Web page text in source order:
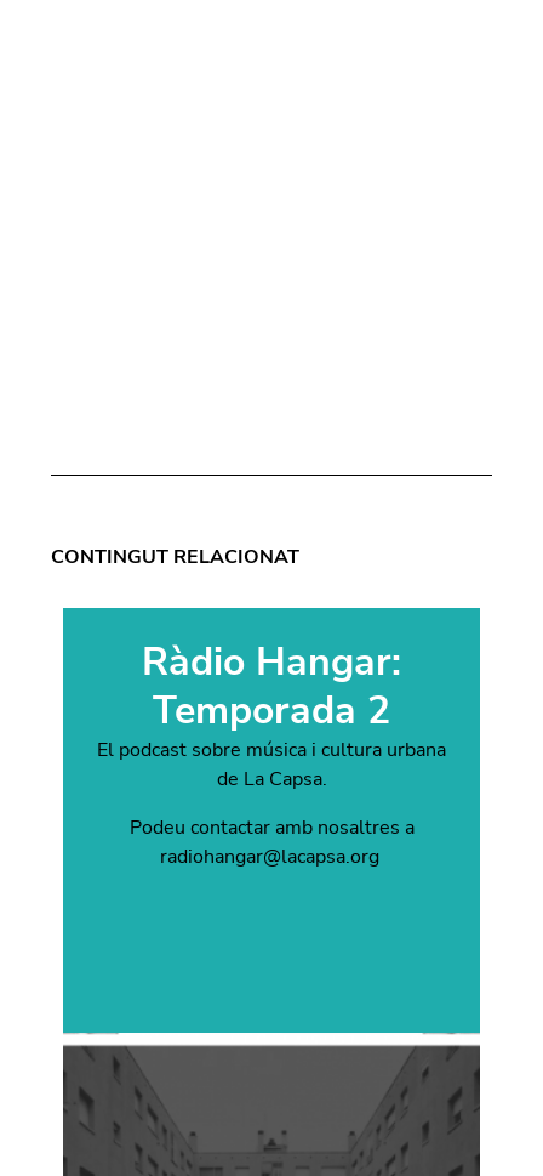
CONTINGUT RELACIONAT
Ràdio Hangar:
Temporada 2
El podcast sobre música i cultura urbana
de La Capsa.
Podeu contactar amb nosaltres a
radiohangar@lacapsa.org